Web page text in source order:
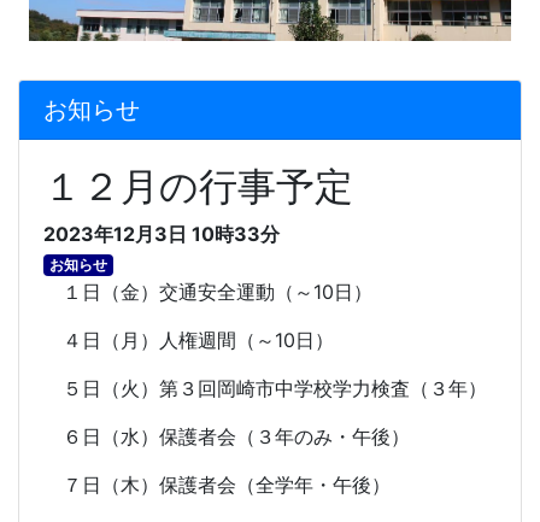
お知らせ
１２月の行事予定
2023年12月3日 10時33分
お知らせ
１日（金）交通安全運動（～ 10日）
４日（月）人権週間（～ 10日）
５日（火）第３回岡崎市中学校学力検査（３年）
６日（水）保護者会（３年のみ・午後）
７日（木）保護者会（全学年・午後）